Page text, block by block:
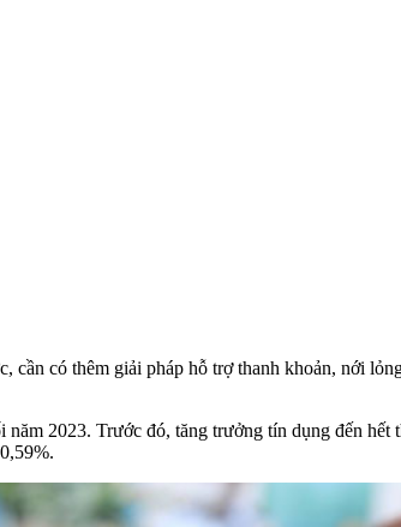
có thêm giải pháp hỗ trợ thanh khoản, nới
2023. Trước đó, tăng trưởng tín dụng đến hết